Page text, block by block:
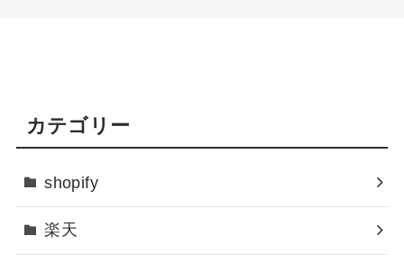
カテゴリー
shopify
楽天